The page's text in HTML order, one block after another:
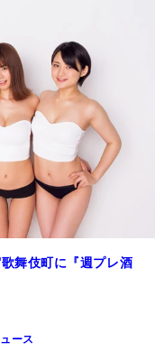
舞伎町に『週プレ酒
ース